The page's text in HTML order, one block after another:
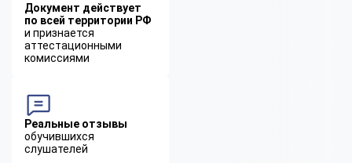
Документ действует
по всей территории РФ
и признается
аттестационными
комиссиями
Реальные отзывы
обучившихся
слушателей